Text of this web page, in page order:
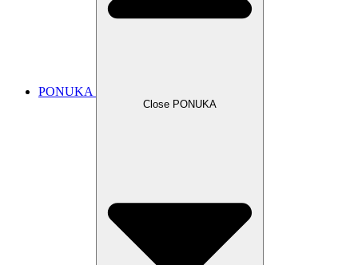
PONUKA
Close PONUKA